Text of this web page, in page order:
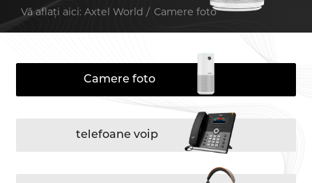
Vă aflați aici: Axtel World Camere foto
Camere foto
telefoane voip